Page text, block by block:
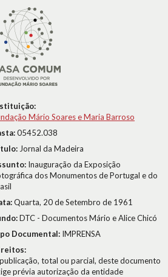
Mário Soares e Maria Barroso
05452.038
Jornal da Madeira
Inauguração da Exposição
dos Monumentos de Portugal e do
Quarta, 20 de Setembro de 1961
DTC - Documentos Mário e Alice Chicó
Documental: IMPRENSA
total ou parcial, deste documento
prévia autorização da entidade